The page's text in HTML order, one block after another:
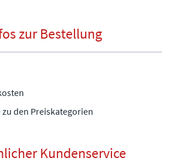
zur Bestellung
zu den Preiskategorien
Kundenservice